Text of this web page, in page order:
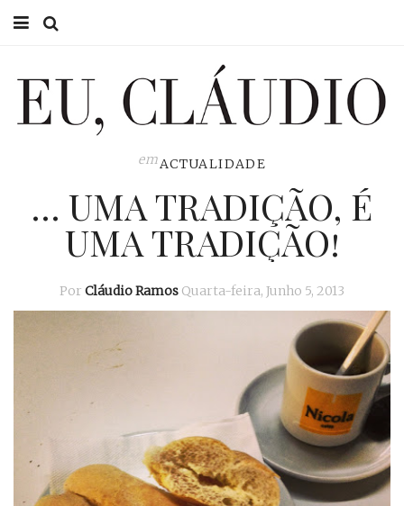
EU CLÁUDIO
EU NA TV
EU, PAI
emACTUALIDADE
… UMA TRADIÇÃO, É
UMA TRADIÇÃO!
Por Cláudio Ramos Quarta-feira, Junho 5, 2013